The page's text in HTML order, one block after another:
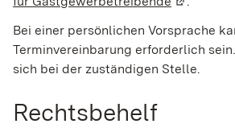
Bei einer persönlichen Vorsprache
Terminvereinbarung erforderlich
sich bei der zuständigen Stelle.
Rechtsbehelf